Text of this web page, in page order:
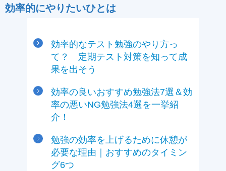
効率的にやりたいひとは
効率的なテスト勉強のやり方っ
て？ 定期テスト対策を知って成
果を出そう
効率の良いおすすめ勉強法7選＆効
率の悪いNG勉強法4選を一挙紹
介！
勉強の効率を上げるために休憩が
必要な理由｜おすすめのタイミン
グ6つ